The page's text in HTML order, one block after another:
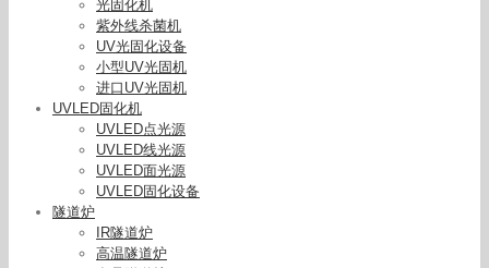
光固化机
紫外线杀菌机
UV光固化设备
小型UV光固机
进口UV光固机
UVLED固化机
UVLED点光源
UVLED线光源
UVLED面光源
UVLED固化设备
隧道炉
IR隧道炉
高温隧道炉